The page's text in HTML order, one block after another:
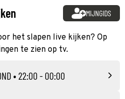
MIJNGIDS
het slapen live kijken? Op
te zien op tv.
• 22:00 - 00:00